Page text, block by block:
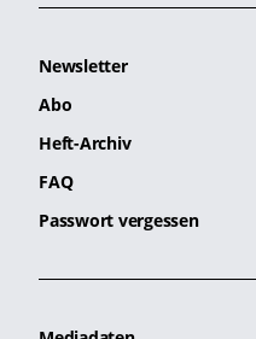
Newsletter
Abo
Heft-Archiv
FAQ
Passwort vergessen